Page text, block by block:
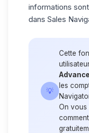
informations
dans Sales
💡
Cette
les
On vous